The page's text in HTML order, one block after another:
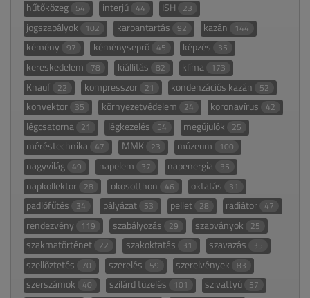
hűtőközeg 54 interjú 44 ISH 23
jogszabályok 102 karbantartás 92 kazán 144
kémény 97 kéményseprő 45 képzés 35
kereskedelem 78 kiállítás 82 klíma 173
Knauf 22 kompresszor 21 kondenzációs kazán 52
konvektor 35 környezetvédelem 24 koronavírus 42
légcsatorna 21 légkezelés 54 megújulók 25
méréstechnika 47 MMK 23 múzeum 100
nagyvilág 49 napelem 37 napenergia 35
napkollektor 28 okosotthon 46 oktatás 31
padlófűtés 34 pályázat 53 pellet 28 radiátor 47
rendezvény 119 szabályozás 29 szabványok 25
szakmatörténet 22 szakoktatás 31 szavazás 35
szellőztetés 70 szerelés 59 szerelvények 83
szerszámok 40 szilárd tüzelés 101 szivattyú 57